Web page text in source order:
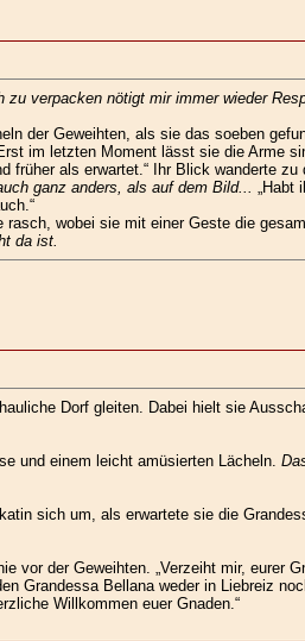
verpacken nötigt mir immer wieder
der Geweihten, als sie das soeben
im letzten Moment lässt sie die Arme
als erwartet.“ Ihr Blick wanderte
ganz anders, als auf dem Bild... „Habt
wobei sie mit einer Geste die
da ist.
Dorf gleiten. Dabei hielt sie
und einem leicht amüsierten Lächeln.
sich um, als erwartete sie die
vor der Geweihten. „Verzeiht mir, eurer
Grandessa Bellana weder in Liebreiz
Willkommen euer Gnaden.“